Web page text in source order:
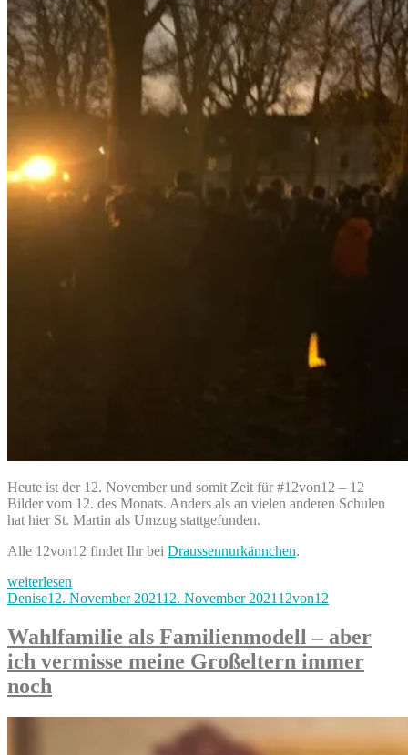
Heute ist der 12. November und somit Zeit für #12von12 – 12
Bilder vom 12. des Monats. Anders als an vielen anderen Schulen
hat hier St. Martin als Umzug stattgefunden.
Alle 12von12 findet Ihr bei Draussennurkännchen.
„St.
Martin
der
Grundschule
#12von12
November
2021“
weiterlesen
Autor
DeniseVeröffentlicht
12. November 202112. November 2021 Kategorien
12von12
Wahlfamilie als Familienmodell – aber
ich vermisse meine Großeltern immer
noch